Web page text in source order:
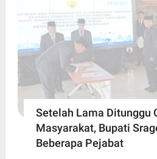
Setelah Lama Ditunggu
Masyarakat, Bupati
Beberapa Pejabat